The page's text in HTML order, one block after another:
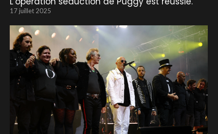
17 juillet 2025